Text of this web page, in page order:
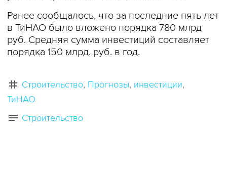
Ранее сообщалось, что за последние пять лет
в ТиНАО было вложено порядка 780 млрд
руб. Средняя сумма инвестиций составляет
порядка 150 млрд. руб. в год.
Строительство Прогнозы инвестиции
ТиНАО
Строительство